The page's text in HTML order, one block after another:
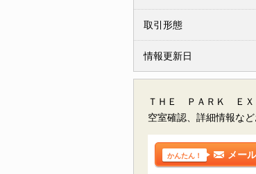
取引形態
情報更新日
ＴＨＥ ＰＡＲＫ ＥＸ
空室確認、詳細情報な
かんたん！ メー